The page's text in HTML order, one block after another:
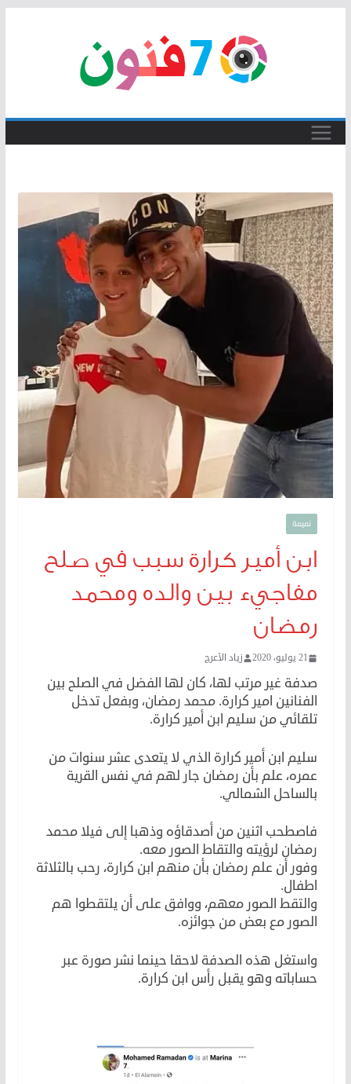
نميمة
ابن أمير كرارة سبب في صلح
مفاجيء بين والده ومحمد
رمضان
21 يوليو، 2020 زياد الأعرج
صدفة غير مرتب لها، كان لها الفضل في الصلح بين
الفنانين امير كرارة. محمد رمضان، وبفعل تدخل
تلقائي من سليم ابن أمير كرارة.
سليم ابن أمير كرارة الذي لا يتعدى عشر سنوات من
عمره، علم بأن رمضان جار لهم في نفس القرية
بالساحل الشمالي.
فاصطحب اثنين من أصدقاؤه وذهبا إلى فيلا محمد
رمضان لرؤيته والتقاط الصور معه.
وفور أن علم رمضان بأن منهم ابن كرارة، رحب بالثلاثة
اطفال.
والتقط الصور معهم، ووافق على أن يلتقطوا هم
الصور مع بعض من جوائزه.
واستغل هذه الصدفة لاحقا حينما نشر صورة عبر
حساباته وهو يقبل رأس ابن كرارة.